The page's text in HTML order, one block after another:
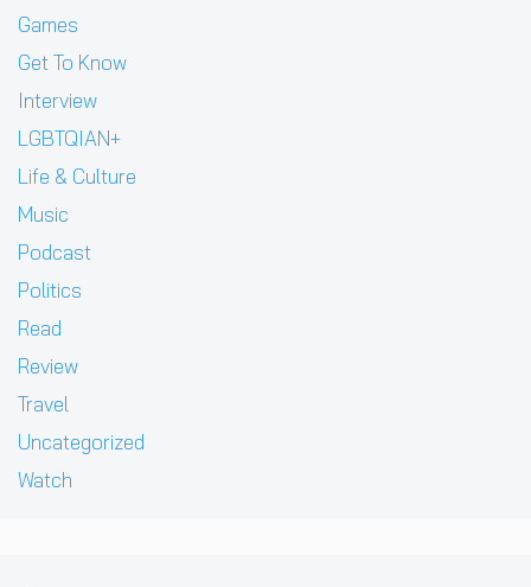
Games
Get To Know
Interview
LGBTQIAN+
Life & Culture
Music
Podcast
Politics
Read
Review
Travel
Uncategorized
Watch